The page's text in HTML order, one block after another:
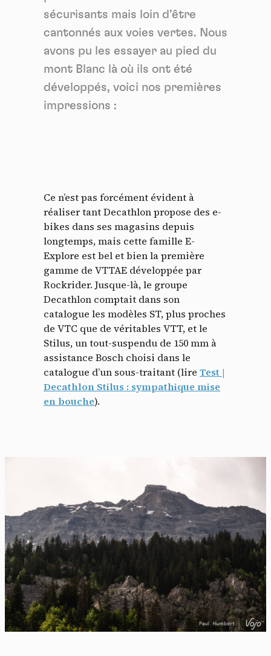
sécurisants mais loin d’être
cantonnés aux voies vertes. Nous
avons pu les essayer au pied du
mont Blanc là où ils ont été
développés, voici nos premières
impressions :
Ce n’est pas forcément évident à
réaliser tant Decathlon propose des e-
bikes dans ses magasins depuis
longtemps, mais cette famille E-
Explore est bel et bien la première
gamme de VTTAE développée par
Rockrider. Jusque-là, le groupe
Decathlon comptait dans son
catalogue les modèles ST, plus proches
de VTC que de véritables VTT, et le
Stilus, un tout-suspendu de 150 mm à
assistance Bosch choisi dans le
catalogue d’un sous-traitant (lire Test |
Decathlon Stilus : sympathique mise
en bouche).